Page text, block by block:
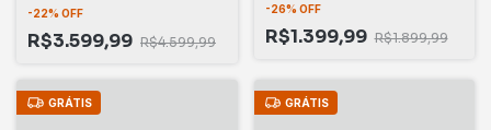
-22% OFF
R$3.599,99 R$4.599,99
-26% OFF
R$1.399,99 R$1.899,99
GRÁTIS GRÁTIS